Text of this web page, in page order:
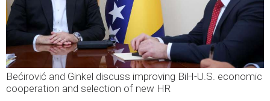
Bećirović and Ginkel discuss improving BiH-U.S. economic
cooperation and selection of new HR